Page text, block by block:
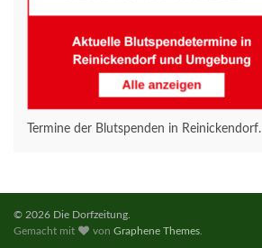
Termine der Blutspenden in Reinickendorf.
© 2026 Die Dorfzeitung.
Gemacht mit
vonGraphene Themes